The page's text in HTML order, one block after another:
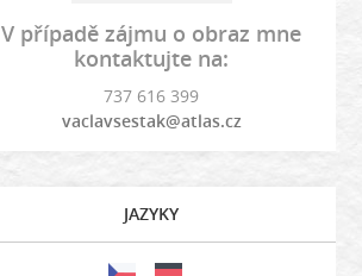
V případě zájmu o obraz mne
kontaktujte na:
737 616 399
vaclavsestak@atlas.cz
JAZYKY